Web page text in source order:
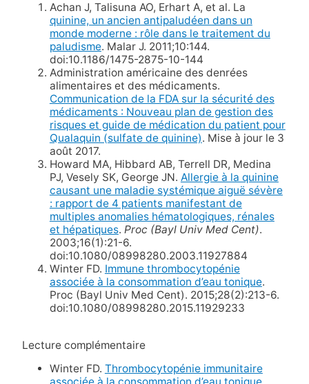
Achan J, Talisuna AO, Erhart A, et al. La
quinine, un ancien antipaludéen dans un
monde moderne : rôle dans le traitement du
paludisme. Malar J. 2011;10:144.
doi:10.1186/1475-2875-10-144
Administration américaine des denrées
alimentaires et des médicaments.
Communication de la FDA sur la sécurité des
médicaments : Nouveau plan de gestion des
risques et guide de médication du patient pour
Qualaquin (sulfate de quinine). Mise à jour le 3
août 2017.
Howard MA, Hibbard AB, Terrell DR, Medina
PJ, Vesely SK, George JN. Allergie à la quinine
causant une maladie systémique aiguë sévère
: rapport de 4 patients manifestant de
multiples anomalies hématologiques, rénales
et hépatiques. Proc (Bayl Univ Med Cent).
2003;16(1):21-6.
doi:10.1080/08998280.2003.11927884
Winter FD. Immune thrombocytopénie
associée à la consommation d’eau tonique.
Proc (Bayl Univ Med Cent). 2015;28(2):213-6.
doi:10.1080/08998280.2015.11929233
Lecture complémentaire
Winter FD. Thrombocytopénie immunitaire